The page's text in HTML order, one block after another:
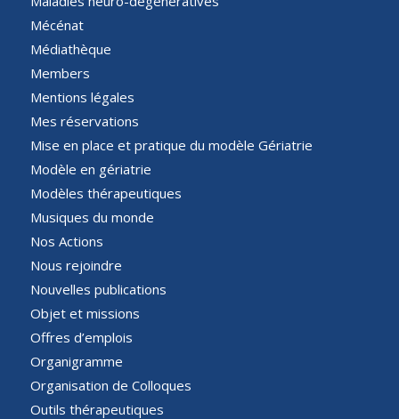
Mécénat
Médiathèque
Members
Mentions légales
Mes réservations
Mise en place et pratique du modèle Gériatrie
Modèle en gériatrie
Modèles thérapeutiques
Musiques du monde
Nos Actions
Nous rejoindre
Nouvelles publications
Objet et missions
Offres d’emplois
Organigramme
Organisation de Colloques
Outils thérapeutiques